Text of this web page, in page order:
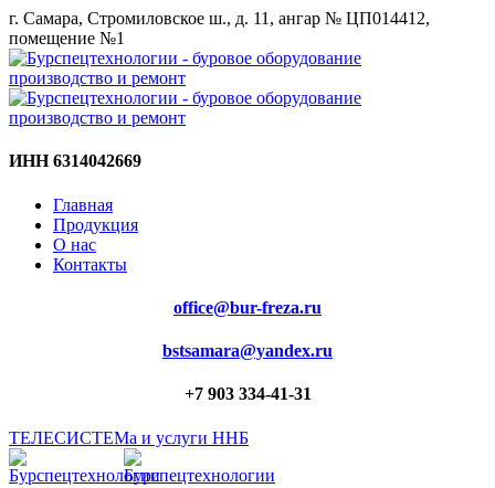
г. Самара, Стромиловское ш., д. 11, ангар № ЦП014412,
помещение №1
ИНН 6314042669
Главная
Продукция
О нас
Контакты
office@bur-freza.ru
bstsamara@yandex.ru
+7 903 334-41-31
ТЕЛЕСИСТЕМа и услуги ННБ